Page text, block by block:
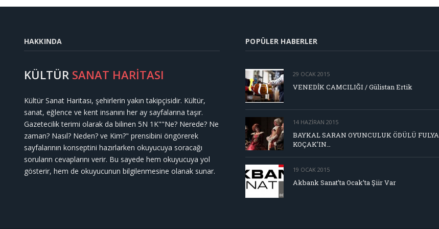
HAKKINDA
KÜLTÜR SANAT HARİTASI
Kültür Sanat Haritası, şehirlerin yakın takipçisidir. Kültür,
sanat, eğlence ve kent insanını her ay sayfalarına taşır.
Gazetecilik terimi olarak da bilinen 5N 1K""Ne? Nerede? Ne
zaman? Nasıl? Neden? ve Kim?" prensibini öngörerek
sayfalarının konseptini hazırlarken okuyucuya soracağı
soruların cevaplarını verir. Bu sayede hem okuyucuya yol
gösterir, hem de okuyucunun bilgilenmesine olanak sunar.
POPÜLER HABERLER
29 OCAK 2015
VENEDİK CAMCILIĞI / Gülistan Ertik
14 HAZIRAN 2015
BAYKAL SARAN OYUNCULUK ÖDÜLÜ FULYA
KOÇAK’IN…
19 OCAK 2015
Akbank Sanat’ta Ocak’ta Şiir Var